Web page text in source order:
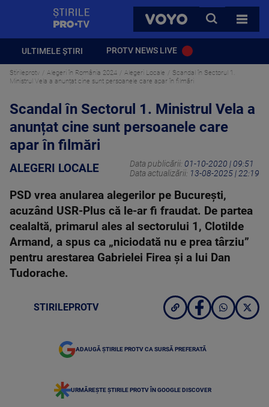
VOYO
CAUTA
TOATE
ULTIMELE ȘTIRI PROTV NEWS LIVE
Stirileprotv Alegeri în România 2024 Alegeri Locale
Scandal în Sectorul 1.
Ministrul Vela a anunțat cine sunt persoanele care apar în filmări
Scandal în Sectorul 1. Ministrul Vela a
anunțat cine sunt persoanele care
apar în filmări
ALEGERI LOCALE Data publicării: 01-10-2020 | 09:51
Data actualizării: 13-08-2025 | 22:19
PSD vrea anularea alegerilor pe București,
acuzând USR-Plus că le-ar fi fraudat. De partea
cealaltă, primarul ales al sectorului 1, Clotilde
Armand, a spus ca „niciodată nu e prea târziu”
pentru arestarea Gabrielei Firea și a lui Dan
Tudorache.
STIRILEPROTV
ADAUGĂ ȘTIRILE PROTV CA SURSĂ PREFERATĂ
URMĂREȘTE ȘTIRILE PROTV ÎN GOOGLE DISCOVER